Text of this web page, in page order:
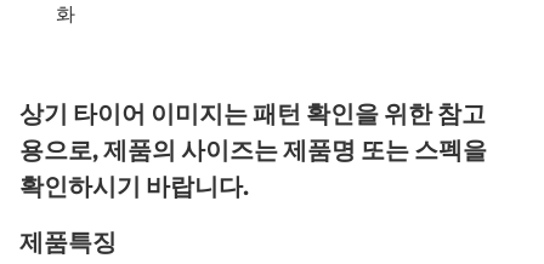
화
상기 타이어 이미지는 패턴 확인을 위한 참고
용으로, 제품의 사이즈는 제품명 또는 스펙을
확인하시기 바랍니다.
제품특징